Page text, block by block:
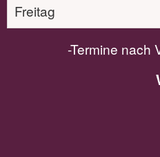
Freitag
-Termine nach